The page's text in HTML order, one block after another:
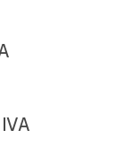
IVA